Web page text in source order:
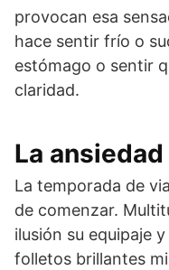
provocan esa
hace sentir frío o
estómago o sentir
claridad.
La
La temporada de
de comenzar.
ilusión su equipaje
folletos brillantes